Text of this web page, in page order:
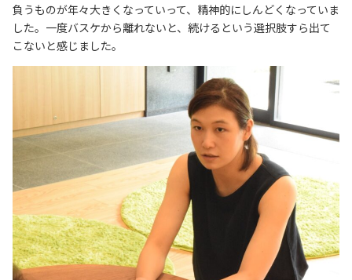
負うものが年々大きくなっていって、精神的にしんどくなっていま
した。一度バスケから離れないと、続けるという選択肢すら出て
こないと感じました。